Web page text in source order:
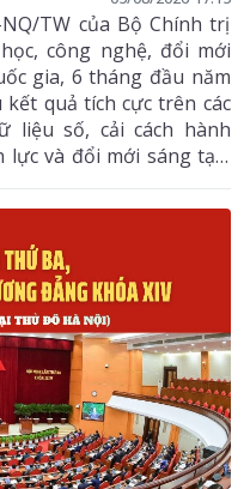
TW của Bộ Chính trị
công nghệ, đổi mới
gia, 6 tháng đầu năm
quả tích cực trên các
liệu số, cải cách hành
và đổi mới sáng tạo.
tiếp tục tập trung thực
tạo chuyển biến mạnh
công nghệ, đổi mới